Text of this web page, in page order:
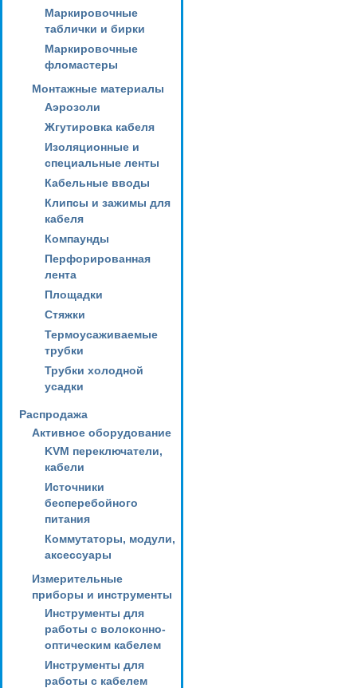
Маркировочные
таблички и бирки
Маркировочные
фломастеры
Монтажные материалы
Аэрозоли
Жгутировка кабеля
Изоляционные и
специальные ленты
Кабельные вводы
Клипсы и зажимы для
кабеля
Компаунды
Перфорированная
лента
Площадки
Стяжки
Термоусаживаемые
трубки
Трубки холодной
усадки
Распродажа
Активное оборудование
KVM переключатели,
кабели
Источники
бесперебойного
питания
Коммутаторы, модули,
аксессуары
Измерительные
приборы и инструменты
Инструменты для
работы с волоконно-
оптическим кабелем
Инструменты для
работы с кабелем